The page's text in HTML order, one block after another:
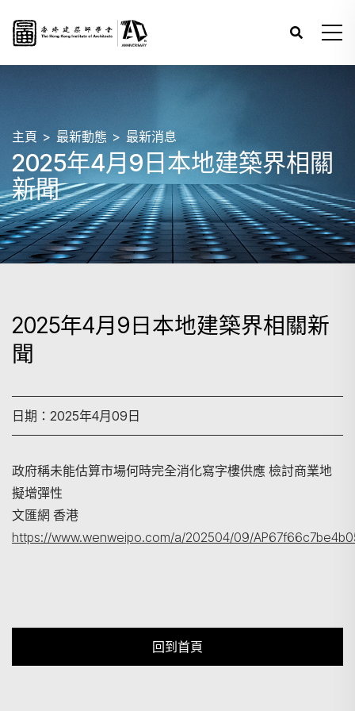
搜尋
主頁 最新動態 最新消息
2025年4月9日本地建築界相關
新聞
2025年4月9日本地建築界相關新
聞
日期：2025年4月09日
政府稱未能估算市場何時完全消化寫字樓供應 檢討商業地
擬增彈性
文匯網 香港
https://www.wenweipo.com/a/202504/09/
回到首頁